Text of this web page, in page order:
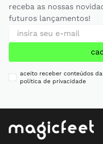
receba as nossas
futuros lançamentos!
aceito receber conteúdos
política de privacidade